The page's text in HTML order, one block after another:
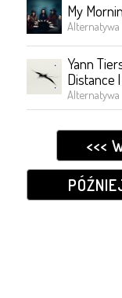
My
Alternatywa
Yann
Distance
Alternatywa
<<<